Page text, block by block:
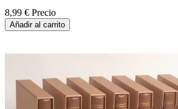
8,99 € Precio
Añadir al carrito